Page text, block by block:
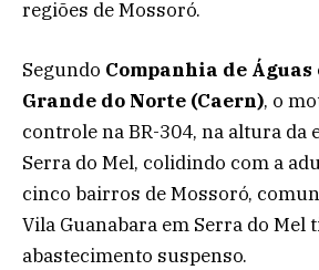
regiões de Mossoró.
Segundo Companhia de Águas
Grande do Norte (Caern), o
controle na BR-304, na altura da
Serra do Mel, colidindo com a
cinco bairros de Mossoró,
Vila Guanabara em Serra do Mel
abastecimento suspenso.